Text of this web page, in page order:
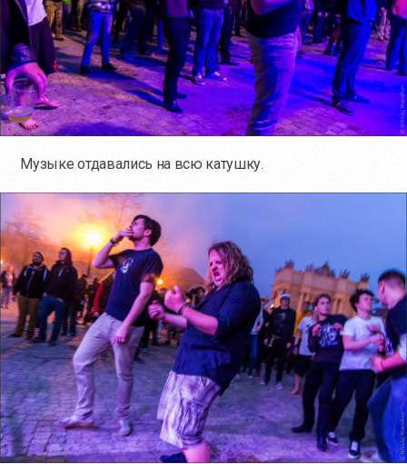
Музыке отдавались на всю катушку.